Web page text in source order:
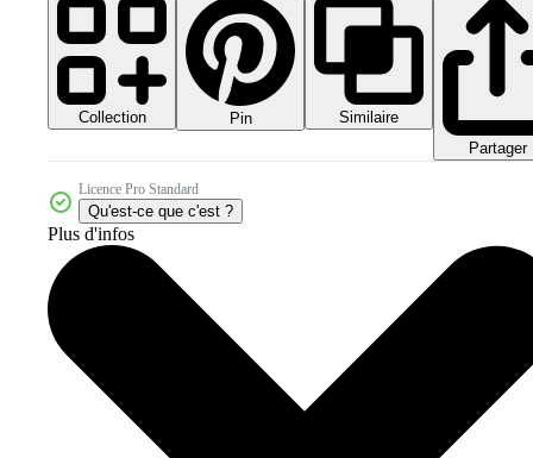
Collection Pin
Similaire
Partager
Licence Pro Standard
Qu'est-ce que c'est ?
Plus d'infos